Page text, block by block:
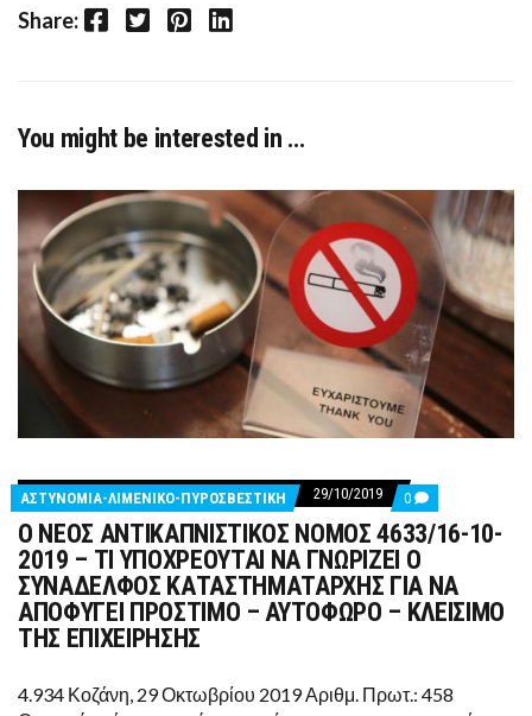
Share: Facebook Twitter Pinterest LinkedIn
You might be interested in …
ΑΣΤΥΝΟΜΙΑ-ΛΙΜΕΝΙΚΟ-ΠΥΡΟΣΒΕΣΤΙΚΗ 29/10/2019 0 COMMENTS
ON
Ο
ΝΕΟΣ
ΑΝΤΙΚΑΠΝΙΣΤΙΚΟΣ
ΝΟΜΟΣ
4633/16-
10-
ΥΠΟΧΡΕΟΥΤΑΙ
Ο ΝΕΟΣ ΑΝΤΙΚΑΠΝΙΣΤΙΚΟΣ ΝΟΜΟΣ 4633/16-10-
2019 – ΤΙ ΥΠΟΧΡΕΟΥΤΑΙ ΝΑ ΓΝΩΡΙΖΕΙ Ο
ΣΥΝΑΔΕΛΦΟΣ ΚΑΤΑΣΤΗΜΑΤΑΡΧΗΣ ΓΙΑ ΝΑ
ΑΠΟΦΥΓΕΙ ΠΡΟΣΤΙΜΟ – ΑΥΤΟΦΩΡΟ – ΚΛΕΙΣΙΜΟ
ΤΗΣ ΕΠΙΧΕΙΡΗΣΗΣ
4.934 Κοζάνη, 29 Οκτωβρίου 2019 Αριθμ. Πρωτ.: 458